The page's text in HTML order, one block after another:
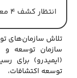
انتظار کشف ۴ معدن بزرگ در ۴۰۰ محدوده امیدبخش
تلاش سازمان‌های
سازمان توسعه و
(ایمیدرو) برای
توسعه اکتشافات،